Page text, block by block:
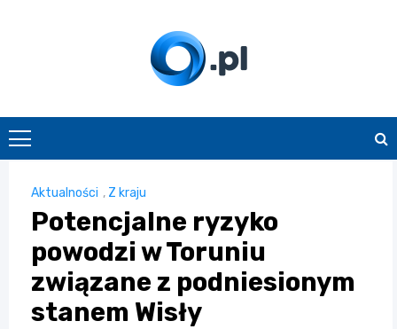
O.pl
Aktualności , Z kraju
Potencjalne ryzyko
powodzi w Toruniu
związane z podniesionym
stanem Wisły